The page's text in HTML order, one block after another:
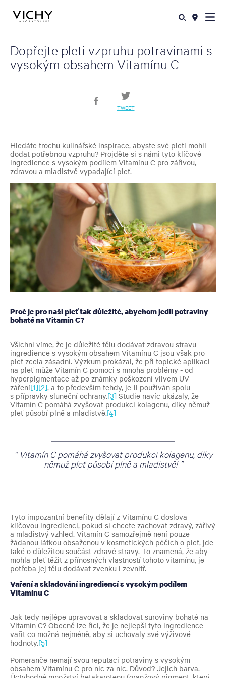
Dopřejte pleti vzpruhu potravinami s
vysokým obsahem Vitamínu C
TWEET
Hledáte trochu kulinářské inspirace, abyste své pleti mohli
dodat potřebnou vzpruhu? Projděte si s námi tyto klíčové
ingredience s vysokým podílem Vitamínu C pro zářivou,
zdravou a mladistvě vypadající pleť.
Proč je pro naši pleť tak důležité, abychom jedli potraviny
bohaté na Vitamín C?
Všichni víme, že je důležité tělu dodávat zdravou stravu –
ingredience s vysokým obsahem Vitamínu C jsou však pro
pleť zcela zásadní. Výzkum prokázal, že při topické aplikaci
na pleť může Vitamín C pomoci s mnoha problémy - od
hyperpigmentace až po známky poškození vlivem UV
záření[1][2], a to především tehdy, je-li používán spolu
s přípravky sluneční ochrany.[3] Studie navíc ukázaly, že
Vitamín C pomáhá zvyšovat produkci kolagenu, díky němuž
pleť působí plně a mladistvě.[4]
Vitamín C pomáhá zvyšovat produkci kolagenu, díky
němuž pleť působí plně a mladistvě!
Tyto impozantní benefity dělají z Vitamínu C doslova
klíčovou ingredienci, pokud si chcete zachovat zdravý, zářivý
a mladistvý vzhled. Vitamín C samozřejmě není pouze
žádanou látkou obsaženou v kosmetických péčích o pleť, jde
také o důležitou součást zdravé stravy. To znamená, že aby
mohla pleť těžit z přínosných vlastností tohoto vitamínu, je
potřeba jej tělu dodávat zvenku i zevnitř.
Vaření a skladování ingrediencí s vysokým podílem
Vitamínu C
Jak tedy nejlépe upravovat a skladovat suroviny bohaté na
Vitamín C? Obecně lze říci, že je nejlepší tyto ingredience
vařit co možná nejméně, aby si uchovaly své výživové
hodnoty.[5]
Pomeranče nemají svou reputaci potraviny s vysokým
obsahem Vitamínu C pro nic za nic. Důvod? Jejich barva.